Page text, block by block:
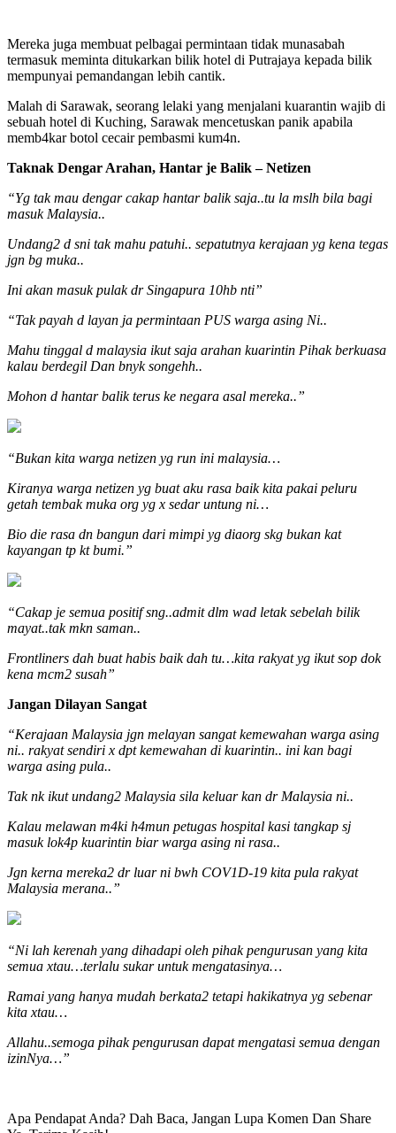
Mereka juga membuat pelbagai permintaan tidak munasabah
termasuk meminta ditukarkan bilik hotel di Putrajaya kepada bilik
mempunyai pemandangan lebih cantik.
Malah di Sarawak, seorang lelaki yang menjalani kuarantin wajib di
sebuah hotel di Kuching, Sarawak mencetuskan panik apabila
memb4kar botol cecair pembasmi kum4n.
Taknak Dengar Arahan, Hantar je Balik – Netizen
“Yg tak mau dengar cakap hantar balik saja..tu la mslh bila bagi
masuk Malaysia..
Undang2 d sni tak mahu patuhi.. sepatutnya kerajaan yg kena tegas
jgn bg muka..
Ini akan masuk pulak dr Singapura 10hb nti”
“Tak payah d layan ja permintaan PUS warga asing Ni..
Mahu tinggal d malaysia ikut saja arahan kuarintin Pihak berkuasa
kalau berdegil Dan bnyk songehh..
Mohon d hantar balik terus ke negara asal mereka..”
“Bukan kita warga netizen yg run ini malaysia…
Kiranya warga netizen yg buat aku rasa baik kita pakai peluru
getah tembak muka org yg x sedar untung ni…
Bio die rasa dn bangun dari mimpi yg diaorg skg bukan kat
kayangan tp kt bumi.”
“Cakap je semua positif sng..admit dlm wad letak sebelah bilik
mayat..tak mkn saman..
Frontliners dah buat habis baik dah tu…kita rakyat yg ikut sop dok
kena mcm2 susah”
Jangan Dilayan Sangat
“Kerajaan Malaysia jgn melayan sangat kemewahan warga asing
ni.. rakyat sendiri x dpt kemewahan di kuarintin.. ini kan bagi
warga asing pula..
Tak nk ikut undang2 Malaysia sila keluar kan dr Malaysia ni..
Kalau melawan m4ki h4mun petugas hospital kasi tangkap sj
masuk lok4p kuarintin biar warga asing ni rasa..
Jgn kerna mereka2 dr luar ni bwh COV1D-19 kita pula rakyat
Malaysia merana..”
“Ni lah kerenah yang dihadapi oleh pihak pengurusan yang kita
semua xtau…terlalu sukar untuk mengatasinya…
Ramai yang hanya mudah berkata2 tetapi hakikatnya yg sebenar
kita xtau…
Allahu..semoga pihak pengurusan dapat mengatasi semua dengan
izinNya…”
Apa Pendapat Anda? Dah Baca, Jangan Lupa Komen Dan Share